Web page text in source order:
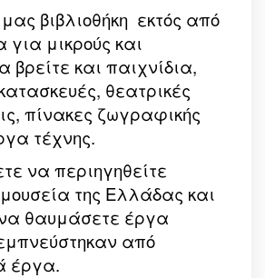
βιβλιοθήκη εκτός από
για μικρούς και
βρείτε και παιχνίδια,
θεατρικές
πίνακες ζωγραφικής
τέχνης.
να περιηγηθείτε
της Ελλάδας και
θαυμάσετε έργα
από
έργα.